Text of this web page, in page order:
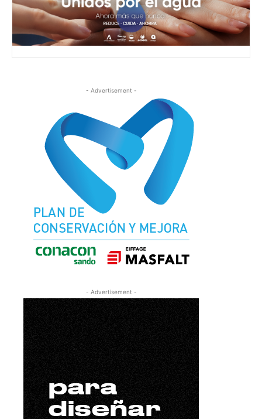
- Advertisement -
- Advertisement -